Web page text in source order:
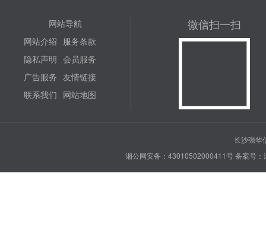
网站导航
网站介绍 服务条款
隐私声明 会员服务
广告服务 友情链接
联系我们 网站地图
微信扫一扫
长沙强华
湘公网安备：43010502000411号备案号